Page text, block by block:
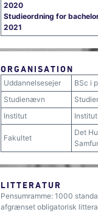
2020
Studieordning for
2021
ORGANISATION
Uddannelsesejer
BSc i
Studienævn
Institut
Fakultet
Det
LITTERATUR
Pensumramme: 1000
afgrænset obligatorisk